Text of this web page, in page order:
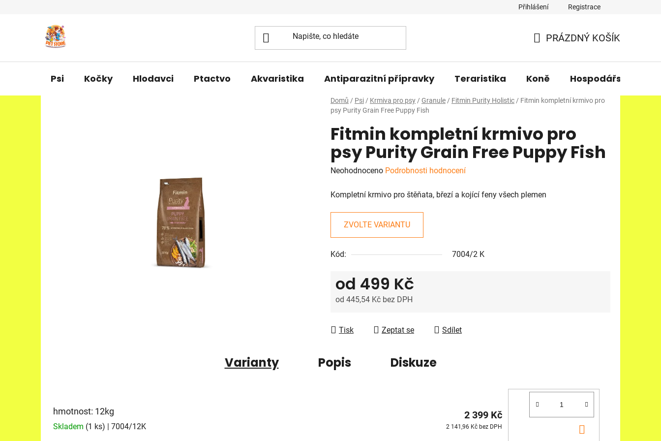
Přihlášení Registrace
KOŠÍK
PRÁZDNÝ KOŠÍK
Psi Kočky Hlodavci Ptactvo Akvaristika Antiparazitní přípravky Teraristika Koně Hospodářská
Domů / Psi / Krmiva pro psy / Granule / Fitmin Purity Holistic / Fitmin kompletní krmivo pro
psy Purity Grain Free Puppy Fish
Fitmin kompletní krmivo pro
psy Purity Grain Free Puppy Fish
Průměrné
produktu
z
5
Neohodnoceno Podrobnosti hodnocení
Kompletní krmivo pro štěňata, březí a kojící feny všech plemen
ZVOLTE VARIANTU
Kód: 7004/2 K
od 499 Kč
od 445,54 Kč bez DPH
Tisk
Zeptat se Sdílet
Varianty Popis Diskuze
hmotnost: 12kg
Skladem (1 ks) | 7004/12K
2 399 Kč
2 141,96 Kč bez DPH